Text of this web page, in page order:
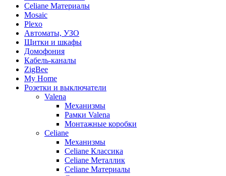
Celiane Материалы
Mosaic
Plexo
Автоматы, УЗО
Щитки и шкафы
Домофония
Кабель-каналы
ZigBee
My Home
Розетки и выключатели
Valena
Механизмы
Рамки Valena
Монтажные коробки
Celiane
Механизмы
Celiane Классика
Celiane Металлик
Celiane Материалы